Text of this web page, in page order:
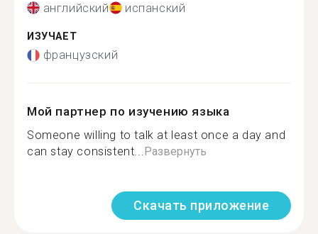
английский испанский
ИЗУЧАЕТ
французский
Мой партнер по изучению языка
Someone willing to talk at least once a day and
can stay consistent...Развернуть
Скачать приложение